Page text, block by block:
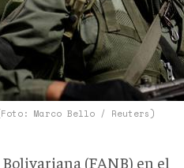
Marco Bello / Reuters)
(FANB) en el